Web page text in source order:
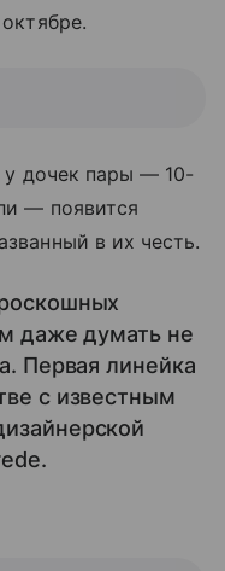
у дочек пары — 10-
— появится
в их честь.
даже думать не
Первая линейка
с известным